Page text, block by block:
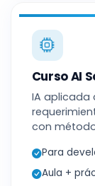
Curso AI
IA aplicada
con
Para
Aula +